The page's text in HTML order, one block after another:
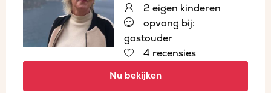
2 eigen kinderen
opvang bij:
gastouder
4 recensies
Nu bekijken